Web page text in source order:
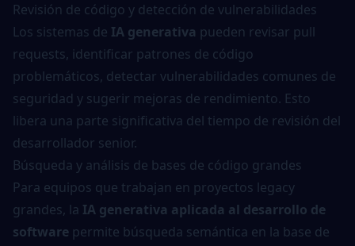
Revisión de código y detección de vulnerabilidades
Los sistemas de IA generativa pueden revisar pull
requests, identificar patrones de código
problemáticos, detectar vulnerabilidades comunes de
seguridad y sugerir mejoras de rendimiento. Esto
libera una parte significativa del tiempo de revisión del
desarrollador senior.
Búsqueda y análisis de bases de código grandes
Para equipos que trabajan en proyectos legacy
grandes, la IA generativa aplicada al desarrollo de
software permite búsqueda semántica en la base de